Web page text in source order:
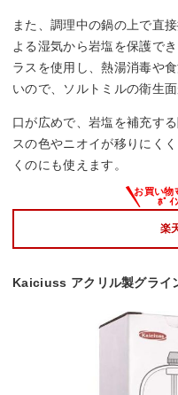
また、調理中の鍋の上で直
よる湿気から岩塩を保護で
ラスを使用し、熱湯消毒や
いので、ソルトミルの衛生
口が広めで、岩塩を補充す
スの色やニオイが移りにく
くのにも使えます。
楽
Kaiciuss アクリル製グライ